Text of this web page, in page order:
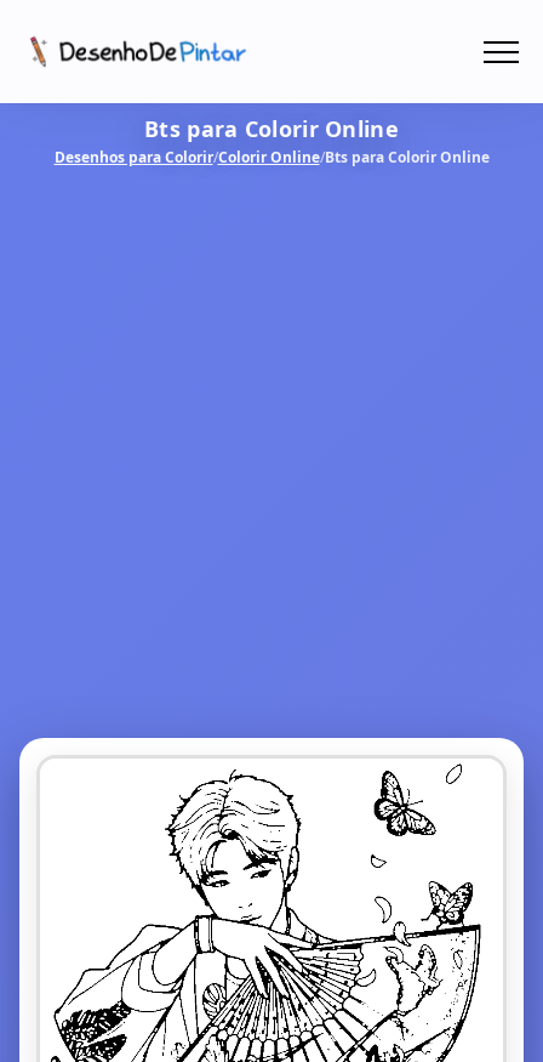
Coletâneas de Desenhos - PDF
Bts para Colorir Online
Desenhos para Colorir/Colorir Online/Bts para Colorir Online